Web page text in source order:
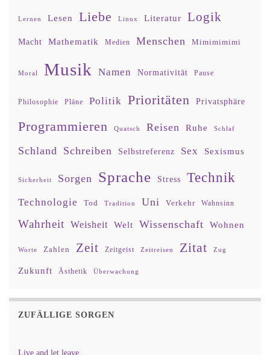
Lernen Lesen Liebe Linux Literatur Logik
Macht Mathematik Medien Menschen Mimimimimi
Moral Musik Namen Normativität Pause
Philosophie Pläne Politik Prioritäten Privatsphäre
Programmieren Quatsch Reisen Ruhe Schlaf
Schland Schreiben Selbstreferenz Sex Sexismus
Sicherheit Sorgen Sprache Stress Technik
Technologie Tod Tradition Uni Verkehr Wahnsinn
Wahrheit Weisheit Welt Wissenschaft Wohnen
Worte Zahlen Zeit Zeitgeist Zeitreisen Zitat Zug
Zukunft Ästhetik Überwachung
ZUFÄLLIGE SORGEN
Live and let leave.